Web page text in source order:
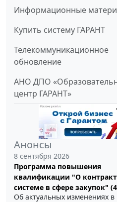
Информационные
Купить систему ГАРАНТ
Телекоммуникационное
обновление
АНО ДПО
центр ГАРАНТ»
Анонсы
8 сентября 2026
Программа повышения
квалификации "О
системе в сфере закупок"
Об актуальных изменениях в